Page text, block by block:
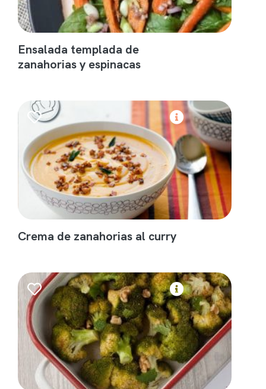
Ensalada templada de
zanahorias y espinacas
Crema de zanahorias al curry